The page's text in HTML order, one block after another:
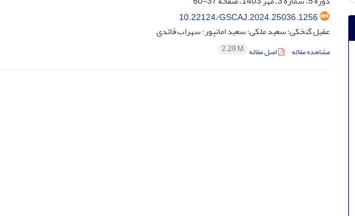
10.22124/GSCAJ.2024.25036.1256
عقیل گنخکی؛ سعید ملکی؛ سعید امانپور؛ سهراب قائدی
مشاهده مقاله اصل مقاله 2.28 M